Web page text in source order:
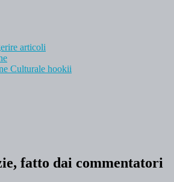
articoli
Culturale hookii
fatto dai commentatori